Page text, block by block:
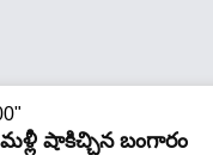
షాకిచ్చిన బంగారం